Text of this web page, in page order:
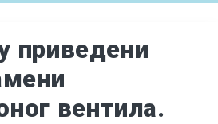
приведени
вентила.